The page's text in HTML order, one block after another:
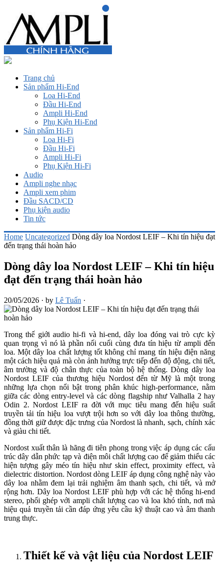
Trang chủ
Sản phẩm Hi-End
Loa Hi-End
Đầu Hi-End
Ampli Hi-End
Phụ Kiện Hi-End
Sản phẩm Hi-Fi
Loa Hi-Fi
Đầu Hi-Fi
Ampli Hi-Fi
Phụ Kiện Hi-Fi
Audio
Ampli nghe nhạc
Ampli xem phim
Đầu SACD/CD
Phụ kiện audio
Tin tức
Home Uncategorized Dòng dây loa Nordost LEIF – Khi tín hiệu đạt
đến trạng thái hoàn hảo
Dòng dây loa Nordost LEIF – Khi tín hiệu
đạt đến trạng thái hoàn hảo
20/05/2026 · by Lê Tuấn ·
Trong thế giới audio hi-fi và hi-end, dây loa đóng vai trò cực kỳ
quan trọng vì nó là phần nối cuối cùng đưa tín hiệu từ ampli đến
loa. Một dây loa chất lượng tốt không chỉ mang tín hiệu điện năng
một cách hiệu quả mà còn ảnh hưởng trực tiếp đến độ động, chi tiết,
âm trường và độ chân thực của toàn bộ hệ thống. Dòng dây loa
Nordost LEIF của thương hiệu Nordost đến từ Mỹ là một trong
những lựa chọn nổi bật trong phân khúc high-performance, nằm
giữa các dòng entry-level và các dòng flagship như Valhalla 2 hay
Odin 2. Nordost LEIF ra đời với mục tiêu mang đến hiệu suất
truyền tải tín hiệu loa vượt trội hơn so với dây loa thông thường,
đồng thời giữ được đặc trưng của Nordost là nhanh, sạch, chính xác
và giàu chi tiết.
Nordost xuất thân là hãng đi tiên phong trong việc áp dụng các cấu
trúc dây dẫn phức tạp và điện môi chất lượng cao để giảm thiểu các
hiện tượng gây méo tín hiệu như skin effect, proximity effect, và
dielectric distortion. Nordost dòng LEIF áp dụng công nghệ này vào
dây loa nhằm đem lại trải nghiệm âm thanh sạch, chi tiết, và mở
rộng hơn. Dây loa Nordost LEIF phù hợp với các hệ thống hi-end
stereo, phối ghép với ampli chất lượng cao và loa khó tính, nơi mà
hiệu quả truyền tải cần đáp ứng yêu cầu kỹ thuật cao và âm thanh
trung thực.
Thiết kế và vật liệu của Nordost LEIF